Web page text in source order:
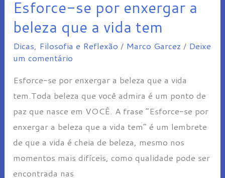
Esforce-se por enxergar a
beleza que a vida tem
Dicas, Filosofia e Reflexão / Marco Garcez / Deixe
um comentário
Esforce-se por enxergar a beleza que a vida
tem.Toda beleza que você admira é um ponto de
paz que nasce em VOCÊ. A frase “Esforce-se por
enxergar a beleza que a vida tem” é um lembrete
de que a vida é cheia de beleza, mesmo nos
momentos mais difíceis, como qualidade pode ser
encontrada nas
Esforce-
se
por
enxergar
beleza
que
a
vida
tem